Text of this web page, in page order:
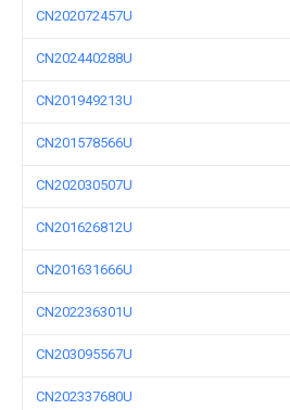
CN202072457U
CN202440288U
CN201949213U
CN201578566U
CN202030507U
CN201626812U
CN201631666U
CN202236301U
CN203095567U
CN202337680U